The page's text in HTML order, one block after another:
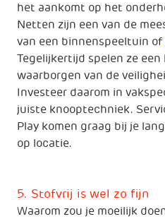
het aankomt op het
Netten zijn een van de
van een binnenspeeltuin of
Tegelijkertijd spelen ze
waarborgen van de
Investeer daarom in
juiste knooptechniek.
Play komen graag bij je
op locatie.
5. Stofvrij is wel zo fijn
Waarom zou je moeilijk